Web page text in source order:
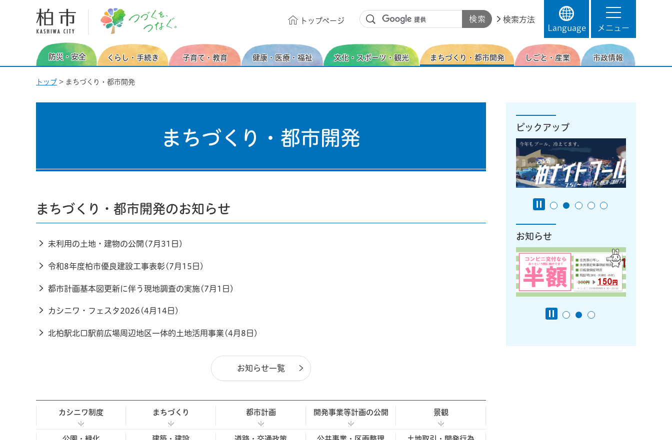
柏市 つづくを、つなぐ。
トップページ
検索方法
Language
メニュー
防災・安全 くらし・手続き 子育て・教育 健康・医療・福祉 文化・スポーツ・観光 まちづくり・都市開発 しごと・産業 市政情報
トップ > まちづくり・都市開発
まちづくり・都市開発
まちづくり・都市開発のお知らせ
未利用の土地・建物の公開(7月31日)
令和8年度柏市優良建設工事表彰(7月15日)
都市計画基本図更新に伴う現地調査の実施(7月1日)
カシニワ・フェスタ2026(4月14日)
北柏駅北口駅前広場周辺地区一体的土地活用事業(4月8日)
お知らせ一覧
カシニワ制度 まちづくり 都市計画 開発事業等計画の公開 景観
ピックアップ
お知らせ